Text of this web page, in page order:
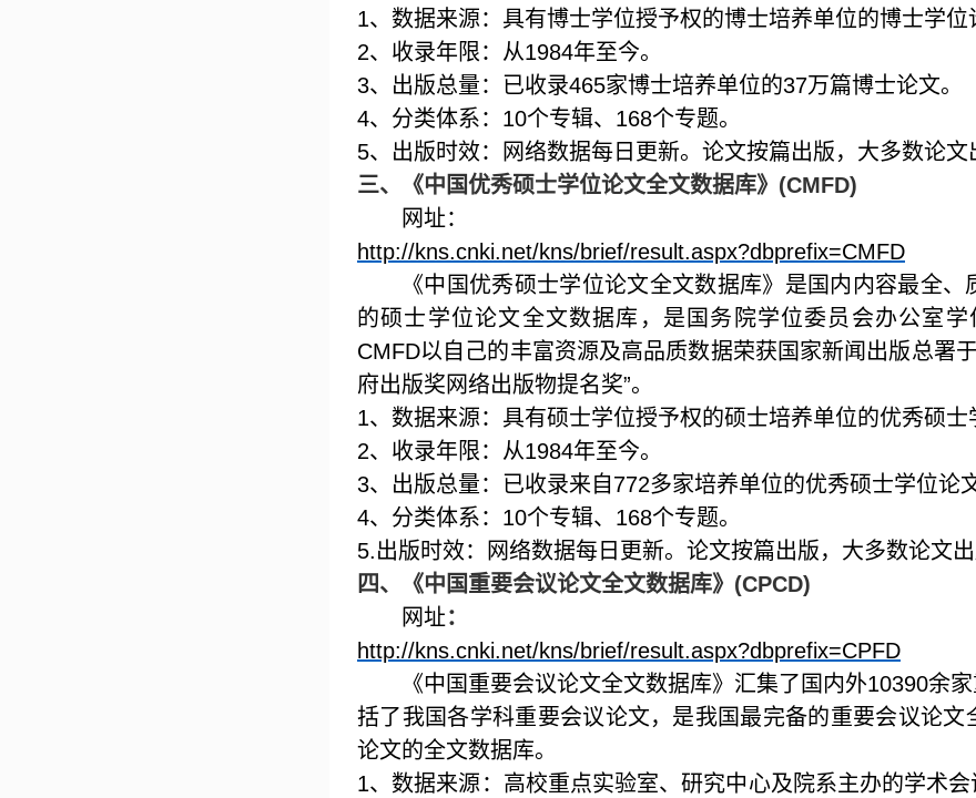
1、数据来源：具有博士学位授予权的博士培养单位的博士学位
2、收录年限：从1984年至今。
3、出版总量：已收录465家博士培养单位的37万篇博士论文。
4、分类体系： 10个专辑、 168个专题。
5、出版时效：网络数据每日更新。论文按篇出版，大多数论
三、
《中国优秀硕士学位论文全文数据库》 (CMFD)
网址：
http://kns.cnki.net/kns/brief/result.aspx?dbprefix=CMFD
《中国优秀硕士学位论文全文数据库》是国内内容最全
的硕士学位论文全文数据库，是国务院学位委员会办公室
CMFD以自己的丰富资源及高品质数据荣获国家新闻出版总署于
府出版奖网络出版物提名奖”。
1、数据来源：具有硕士学位授予权的硕士培养单位的优秀硕士
2、收录年限：从1984年至今。
3、出版总量：已收录来自 772多家培养单位的优秀硕士学位论
4、分类体系： 10个专辑、 168个专题。
5.出版时效：网络数据每日更新。论文按篇出版，大多数论文
四、
《中国重要会议论文全文数据库》 (CPCD)
网址：
http://kns.cnki.net/kns/brief/result.aspx?dbprefix=CPFD
《中国重要会议论文全文数据库》汇集了国内外10390余
括了我国各学科重要会议论文，是我国最完备的重要会议论
论文的全文数据库。
1、数据来源：高校重点实验室、研究中心及院系主办的学术